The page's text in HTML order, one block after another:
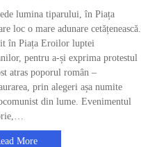
lumina tiparului, în Piața
loc o mare adunare cetățenească.
în Piața Eroilor luptei
pentru a-și exprima protestul
atras poporul român –
prin alegeri așa numite
din lume. Evenimentul
More